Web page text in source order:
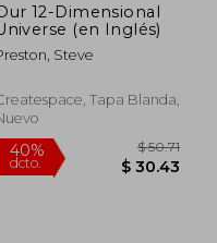
40%
dcto.
12-Dimensional
(en Inglés)
Steve
Tapa Blanda,